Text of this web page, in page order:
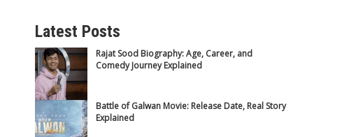
Latest Posts
Rajat Sood Biography: Age, Career, and
Comedy Journey Explained
Battle of Galwan Movie: Release Date, Real Story
Explained